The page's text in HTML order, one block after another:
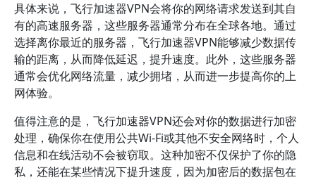
具体来说，飞行加速器VPN会将你的网络请求发送到其自
有的高速服务器，这些服务器通常分布在全球各地。通过
选择离你最近的服务器，飞行加速器VPN能够减少数据传
输的距离，从而降低延迟，提升速度。此外，这些服务器
通常会优化网络流量，减少拥堵，从而进一步提高你的上
网体验。
值得注意的是，飞行加速器VPN还会对你的数据进行加密
处理，确保你在使用公共Wi-Fi或其他不安全网络时，个人
信息和在线活动不会被窃取。这种加密不仅保护了你的隐
私，还能在某些情况下提升速度，因为加密后的数据包在